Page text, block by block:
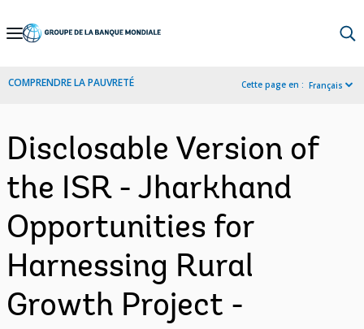
Skip
Navigation
COMPRENDRE LA PAUVRETÉ Cette page en : Français
Disclosable Version of
the ISR - Jharkhand
Opportunities for
Harnessing Rural
Growth Project -